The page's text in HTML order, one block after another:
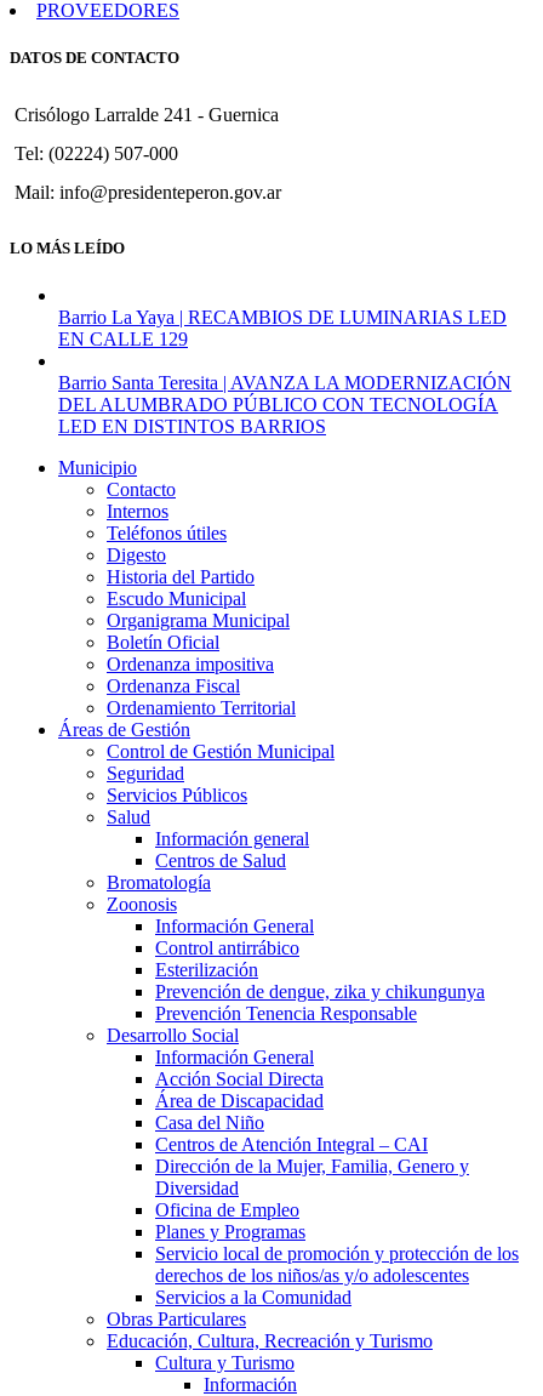
a
PROVEEDORES
DATOS DE CONTACTO
Crisólogo Larralde 241 - Guernica
Tel: (02224) 507-000
Mail: info@presidenteperon.gov.ar
LO MÁS LEÍDO
Barrio La Yaya | RECAMBIOS DE LUMINARIAS LED
EN CALLE 129
Barrio Santa Teresita | AVANZA LA MODERNIZACIÓN
DEL ALUMBRADO PÚBLICO CON TECNOLOGÍA
LED EN DISTINTOS BARRIOS
Municipio
Contacto
Internos
Teléfonos útiles
Digesto
Historia del Partido
Escudo Municipal
Organigrama Municipal
Boletín Oficial
Ordenanza impositiva
Ordenanza Fiscal
Ordenamiento Territorial
Áreas de Gestión
Control de Gestión Municipal
Seguridad
Servicios Públicos
Salud
Información general
Centros de Salud
Bromatología
Zoonosis
Información General
Control antirrábico
Esterilización
Prevención de dengue, zika y chikungunya
Prevención Tenencia Responsable
Desarrollo Social
Información General
Acción Social Directa
Área de Discapacidad
Casa del Niño
Centros de Atención Integral – CAI
Dirección de la Mujer, Familia, Genero y
Diversidad
Oficina de Empleo
Planes y Programas
Servicio local de promoción y protección de los
derechos de los niños/as y/o adolescentes
Servicios a la Comunidad
Obras Particulares
Educación, Cultura, Recreación y Turismo
Cultura y Turismo
Información